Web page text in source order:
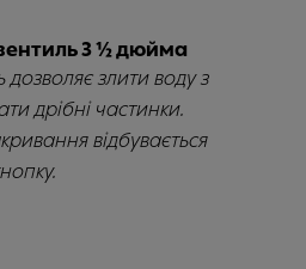
3 ½ дюйма
дозволяє злити воду з
дрібні частинки.
відбувається